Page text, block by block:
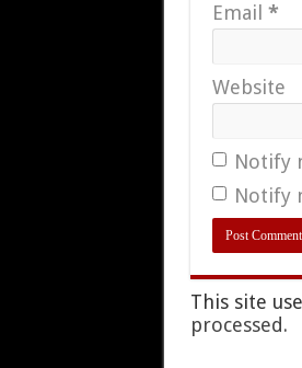
Email *
Website
Notify
Notify
This site
processed.